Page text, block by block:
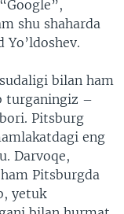
shu shaharda
bilan ham
turganingiz –
Pitsburg
eng
Darvoqe,
Pitsburgda
yetuk